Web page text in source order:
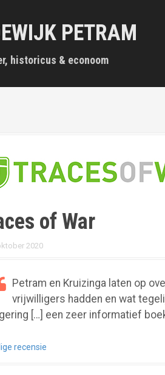
PETRAM
historicus & econoom
of War
2020
Petram en Kruizinga laten op
vrijwilligers hadden en wat
[…] een zeer informatief
recensie